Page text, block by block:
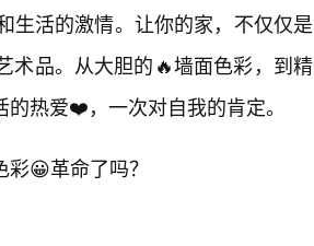
生活的激情。让你的家，不仅仅是
术品。从大胆的🔥墙面色彩，到精
热爱❤️，一次对自我的肯定。
😀革命了吗？